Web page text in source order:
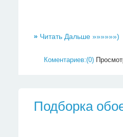
» Читать Дальше »»»»»»)
Коментариев:(0)
Подборка